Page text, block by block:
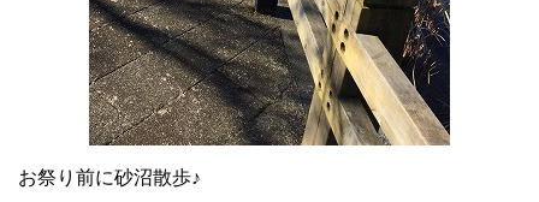
お祭り前に砂沼散歩♪